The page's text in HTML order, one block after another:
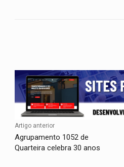
Artigo anterior
Agrupamento 1052 de
Quarteira celebra 30 anos